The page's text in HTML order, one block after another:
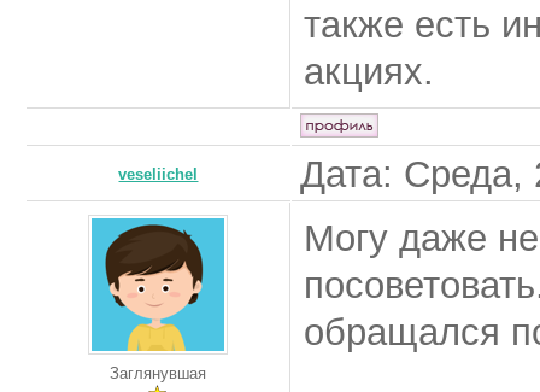
также есть
акциях.
veseliichel Дата: Среда,
Заглянувшая
Могу даже
обращался